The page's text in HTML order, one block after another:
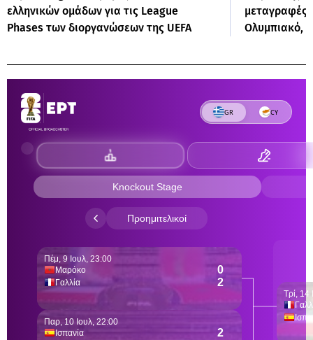
ελληνικών ομάδων για τις League
Phases των διοργανώσεων της UEFA
μεταγραφές
Ολυμπιακό,